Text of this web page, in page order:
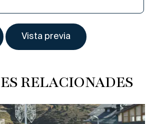
RELACIONADES